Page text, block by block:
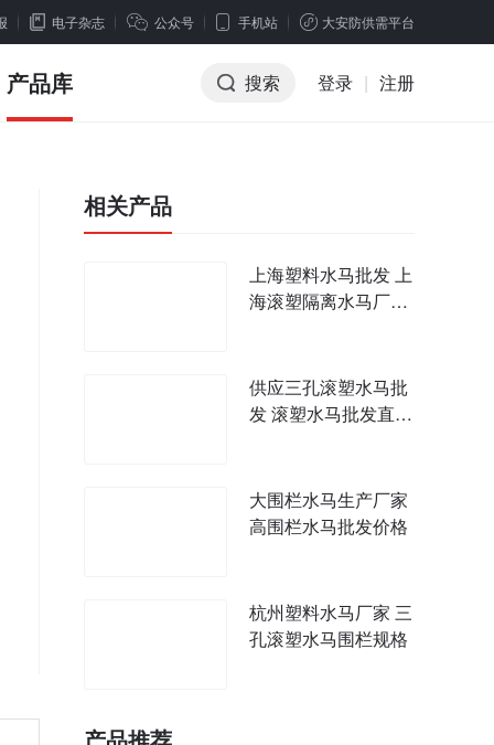
电子杂志 公众号 手机站 大安防供需平台
产品库 搜索 登录 | 注册
相关产品
上海塑料水马批发 上
海滚塑隔离水马厂家
供应三孔滚塑水马批
发 滚塑水马批发直销
大围栏水马生产厂家
高围栏水马批发价格
杭州塑料水马厂家 三
孔滚塑水马围栏规格